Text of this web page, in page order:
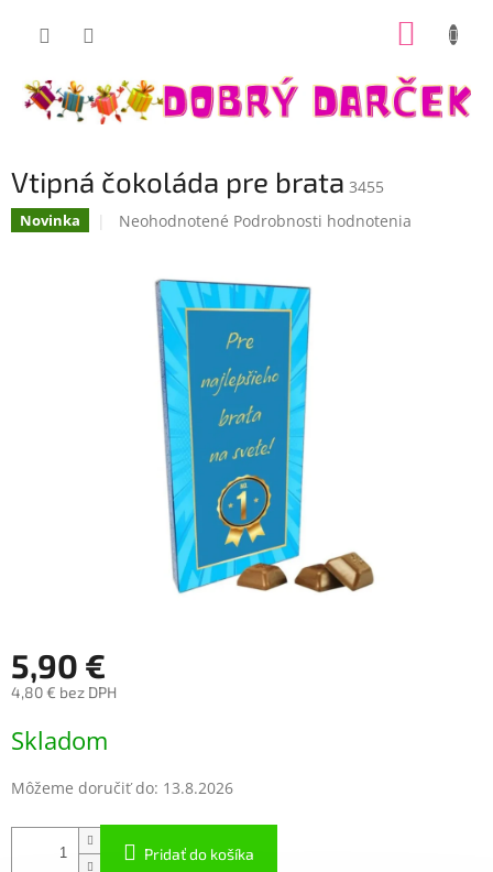
Vtipná čokoláda pre brata 3455
Novinka
Priemerné
hviezdičiek.
Neohodnotené Podrobnosti hodnotenia
5,90 €
4,80 € bez DPH
cena:
Skladom
Môžeme doručiť do: 13.8.2026
Pridať do košíka
Dobrý darček